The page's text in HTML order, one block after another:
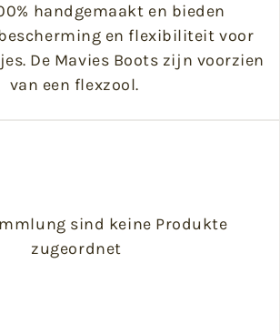
handgemaakt en bieden
en flexibiliteit voor
De Mavies Boots zijn voorzien
van een flexzool.
sind keine Produkte
zugeordnet